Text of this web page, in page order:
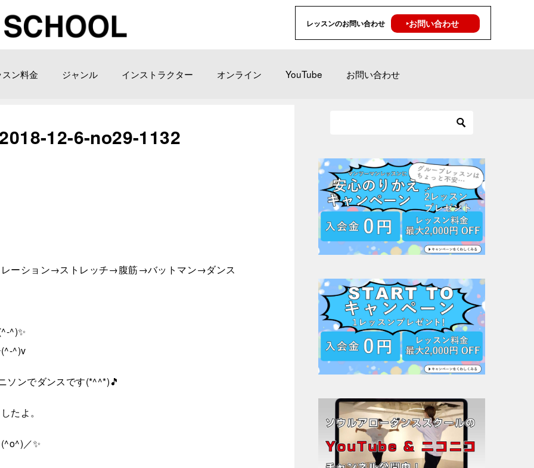
レッスンのお問い合わせ ‣お問い合わせ
ン料金 ジャンル インストラクター オンライン YouTube お問い合わせ
12-6-no29-1132
ーション→ストレッチ→腹筋→バットマン→ダンス
^)✨
^)v
ソンでダンスです(*^^*)🎵
たよ。
／✨